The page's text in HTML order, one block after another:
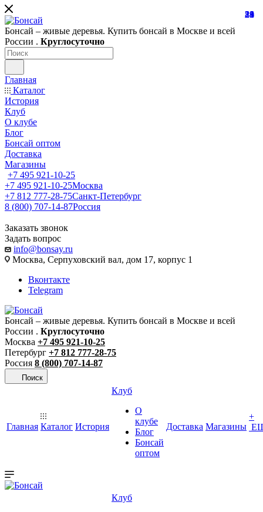
Бонсай – живые деревья. Купить бонсай в Москве и всей
России . Круглосуточно
Главная
Каталог
История
Клуб
О клубе
Блог
Бонсай оптом
Доставка
Магазины
+7 495 921-10-25
+7 495 921-10-25Москва
+7 812 777-28-75Санкт-Петербург
8 (800) 707-14-87Россия
Заказать звонок
Задать вопрос
info@bonsay.ru
Москва, Cерпуховский вал, дом 17, корпус 1
Вконтакте
Telegram
Бонсай – живые деревья. Купить бонсай в Москве и всей
России . Круглосуточно
Москва +7 495 921-10-25
Петербург +7 812 777-28-75
Россия 8 (800) 707-14-87
Поиск
Главная Каталог История
Клуб
О
клубе
Блог
Бонсай
оптом
Доставка Магазины
+
Клуб
81
19
28
21
1
24
39